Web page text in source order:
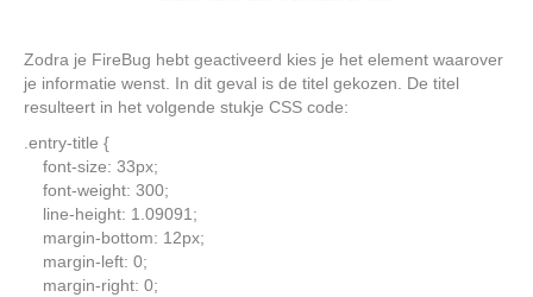
Zodra je FireBug hebt geactiveerd kies je het element waarover
je informatie wenst. In dit geval is de titel gekozen. De titel
resulteert in het volgende stukje CSS code:
.entry-title {
font-size: 33px;
font-weight: 300;
line-height: 1.09091 ;
margin-bottom: 12px;
margin-left: 0;
margin-right: 0;